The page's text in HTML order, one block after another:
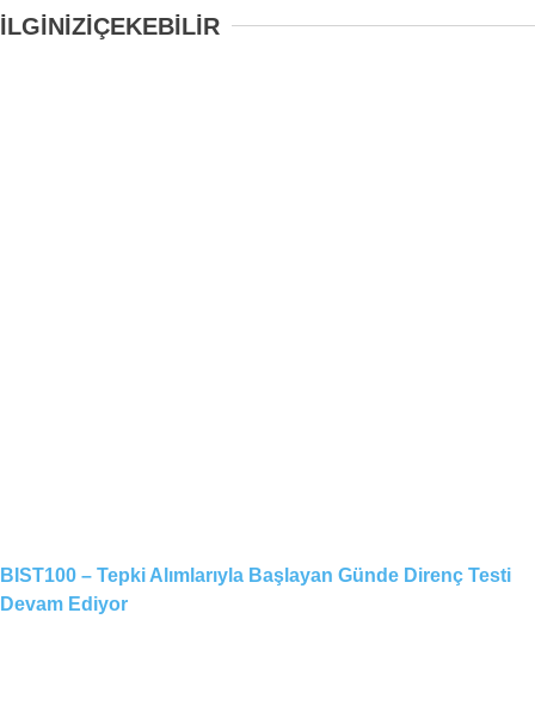
İLGİNİZİÇEKEBİLİR
BIST100 – Tepki Alımlarıyla Başlayan Günde Direnç Testi
Devam Ediyor